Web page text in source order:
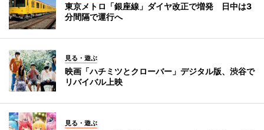
東京メトロ「銀座線」ダイヤ改正で増発 日中は3
分間隔で運行へ
見る・遊ぶ
映画「ハチミツとクローバー」デジタル版、渋谷で
リバイバル上映
見る・遊ぶ